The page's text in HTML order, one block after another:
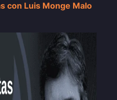
con Luis Monge Malo